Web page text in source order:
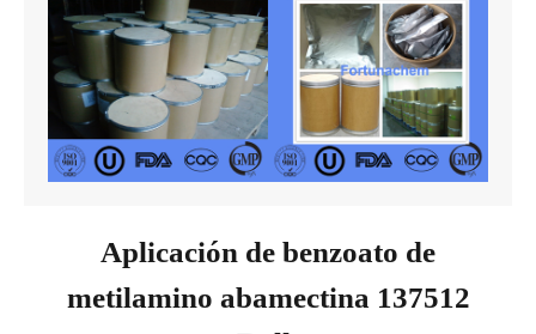
Aplicación de benzoato de
metilamino abamectina 137512